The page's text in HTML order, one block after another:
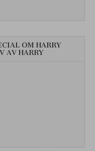
OM HARRY
AV HARRY